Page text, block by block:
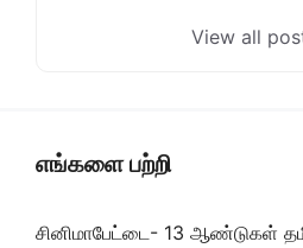
View all
எங்களை பற்றி
சினிமாபேட்டை- 13 ஆண்டுகள்